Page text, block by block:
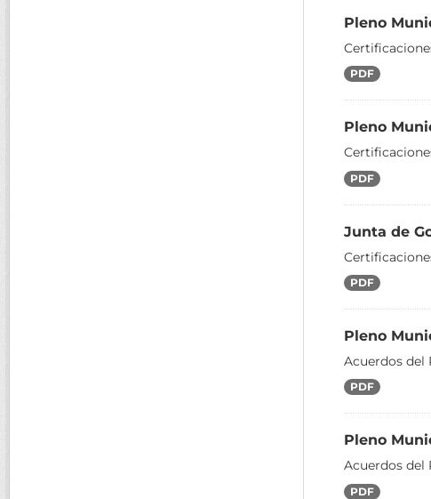
Pleno
PDF
Pleno
PDF
Junta de
PDF
Pleno
Acuerdos del
PDF
Pleno
Acuerdos del
PDF